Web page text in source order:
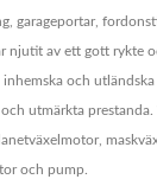
garageportar,
njutit av ett gott rykte
och
utmärkta prestanda.
och pump.